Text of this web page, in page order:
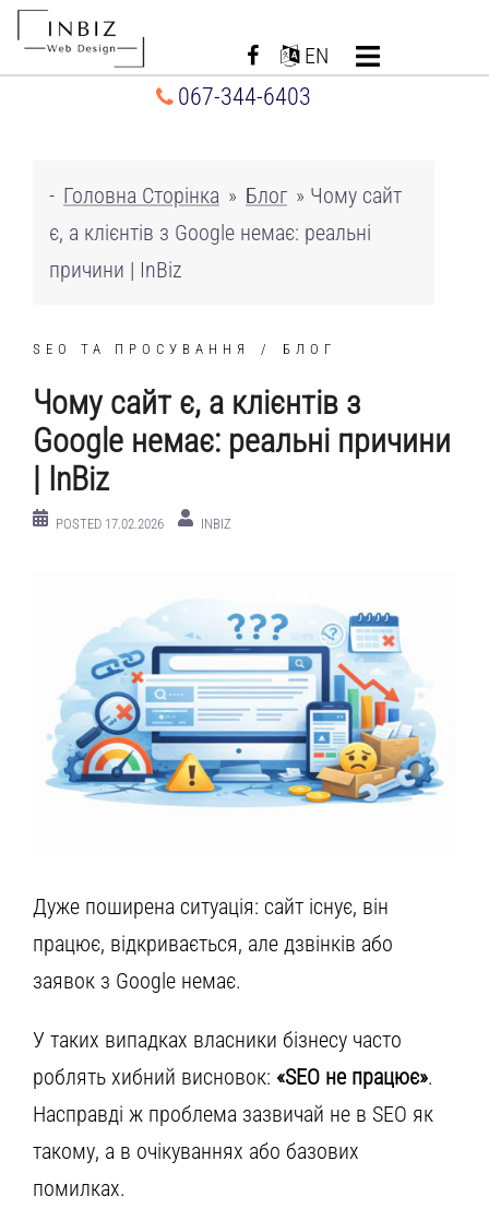
Перейти
EN
067-344-6403
- Головна Сторінка » Блог » Чому сайт
є, а клієнтів з Google немає: реальні
причини | InBiz
SEO ТА ПРОСУВАННЯ БЛОГ
Чому сайт є, а клієнтів з
Google немає: реальні причини
| InBiz
POSTED 17.02.2026 INBIZ
Дуже поширена ситуація: сайт існує, він
працює, відкривається, але дзвінків або
заявок з Google немає.
У таких випадках власники бізнесу часто
роблять хибний висновок: «SEO не працює».
Насправді ж проблема зазвичай не в SEO як
такому, а в очікуваннях або базових
помилках.